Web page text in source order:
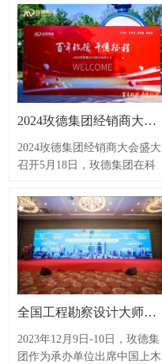
门科技有限公司顺利通过2024
年济南市工业企业“一企一技
术”研发中心认定。“一企一技
术”研发中心是企业在所处行
业和领域内着力突破掌握关键
核心技术，抢占科技战略制高
点的创新平台。近年来，迈克
心，以质量为生命，以创新促
发展，以合作达共赢”的核心
新水平。此次获评工业企业
“一企一技术”研发中心，不仅
是迈克阀门在技术创新领域的
又一阶段性成果，更是对迈克
阀门技术创新工作的充分肯
定。
2024玫德集团经销商大会盛大召开
2024玫德集团经销商大会盛大
召开5月18日，玫德集团在科
千亿征程”2024玫德集团经销
商大会。平阴县委书记王秀
成，副书记、县长潘建军，平
阴经济开发区党工委副书记、
管委会副主任李子元，全国近
400名优秀经销商代表，中国
城镇供水排水协会副会长宋兰
合，水利部水利水电规划设计
院教授级高工、中国水利学会
水工金属结构专委会副主任吕
全国工程勘察设计大师黄晓家等专家莅临指导玫德消防领域产品发展，中国土木工程学会工程防火技术交流会
2023年12月9日-10日，玫德集
团作为承办单位出席中国上木